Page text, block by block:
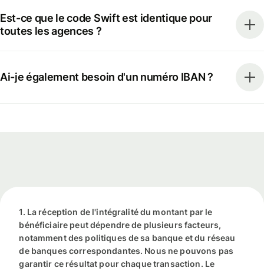
Est-ce que le code Swift est identique pour
toutes les agences ?
Ai-je également besoin d'un numéro IBAN ?
1. La réception de l'intégralité du montant par le
bénéficiaire peut dépendre de plusieurs facteurs,
notamment des politiques de sa banque et du réseau
de banques correspondantes. Nous ne pouvons pas
garantir ce résultat pour chaque transaction. Le